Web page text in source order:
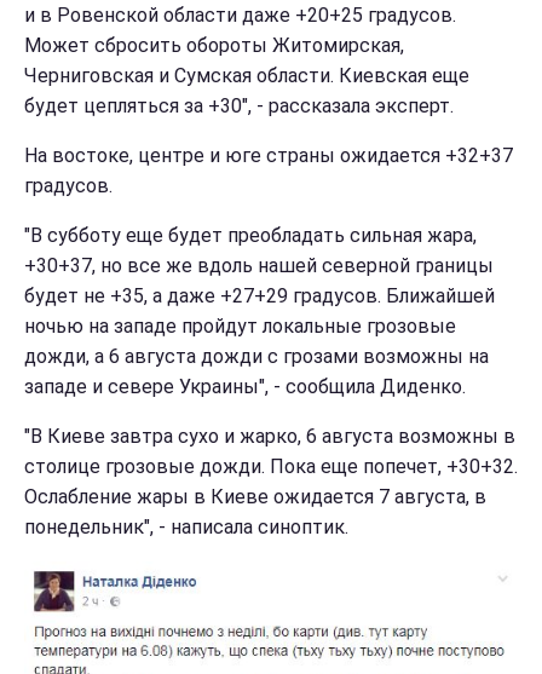
и в Ровенской области даже +20+25 градусов.
Может сбросить обороты Житомирская,
Черниговская и Сумская области. Киевская еще
будет цепляться за +30", - рассказала эксперт.
На востоке, центре и юге страны ожидается +32+37
градусов.
"В субботу еще будет преобладать сильная жара,
+30+37, но все же вдоль нашей северной границы
будет не +35, а даже +27+29 градусов. Ближайшей
ночью на западе пройдут локальные грозовые
дожди, а 6 августа дожди с грозами возможны на
западе и севере Украины", - сообщила Диденко.
"В Киеве завтра сухо и жарко, 6 августа возможны в
столице грозовые дожди. Пока еще попечет, +30+32.
Ослабление жары в Киеве ожидается 7 августа, в
понедельник", - написала синоптик.